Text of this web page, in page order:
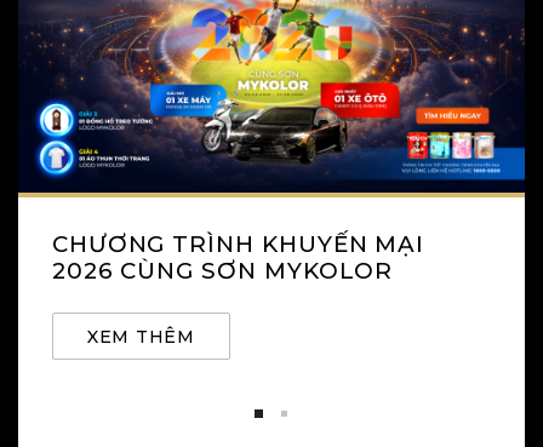
CHƯƠNG TRÌNH KHUYẾN MẠI
2026 CÙNG SƠN MYKOLOR
XEM THÊM